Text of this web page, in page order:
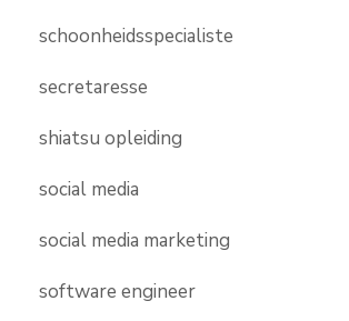
schoonheidsspecialiste
secretaresse
shiatsu opleiding
social media
social media marketing
software engineer